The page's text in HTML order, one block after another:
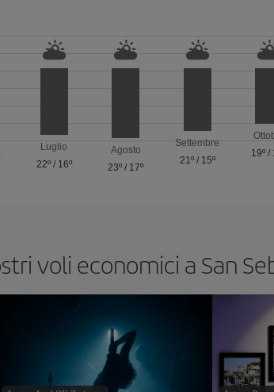
Luglio
22º/ 16º
Agosto
23º / 17º
Settembre
21º/ 15º
19º /
voli economici a San